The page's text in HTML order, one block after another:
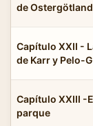
de Ostergötland
Capítulo XXII -
de Karr y Pelo-
Capítulo XXIII -
parque